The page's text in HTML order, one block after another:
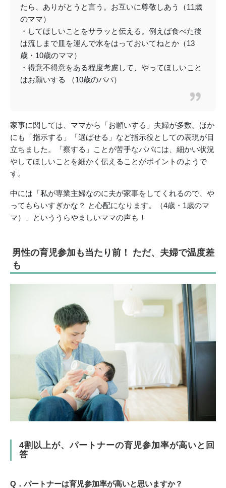
たら、ありがとうと言う。お互いに尊敬しあう（11歳
のママ）
・してほしいことをサラッと伝える。例えば食べた後
は流しまで皿を運んで水をはっておいてねとか（13
歳・10歳のママ）
・得意不得意をある程度考慮して、やってほしいこと
はお願いする （10歳のパパ）
家事に関しては、ママから「お願いする」夫婦が多数。ほか
にも「指示する」「選ばせる」など指示役としての表現が目
立ちました。「察する」ことが苦手なパパには、細かい状況
やしてほしいことを細かく伝えることがポイントのようで
す。
中には「私が専業主婦なのに夫が家事をしてくれるので、や
ってもらいすぎかな？ と心配になります。（4歳・1歳のマ
マ）」といううらやましいママの声も！
男性の育児参加も当たり前！ ただ、夫婦で温度差
も
4割以上が、パートナーの育児参加率が高いと回
答
Q．パートナーは育児参加率が高いと思いますか？